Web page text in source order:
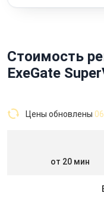
Стоимость
ExeGate
Цены обновлены
от 20 мин